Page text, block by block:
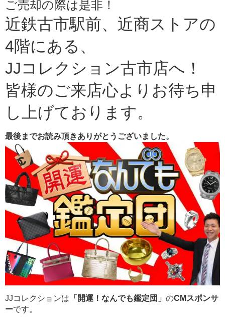
ご売却の際は是非！
近鉄古市駅前、近商ストアの
4階にある、
JJコレクション古市店へ！
皆様のご来店心よりお待ち申
し上げております。
最後までお読み頂きありがとうございました。
JJコレクションは 「開運！なんでも鑑定団」 のCMスポンサ
ーです。